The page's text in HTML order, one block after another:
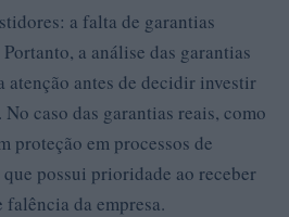
a falta de garantias
a análise das garantias
atenção antes de decidir investir
caso das garantias reais, como
proteção em processos de
possui prioridade ao receber
falência da empresa.